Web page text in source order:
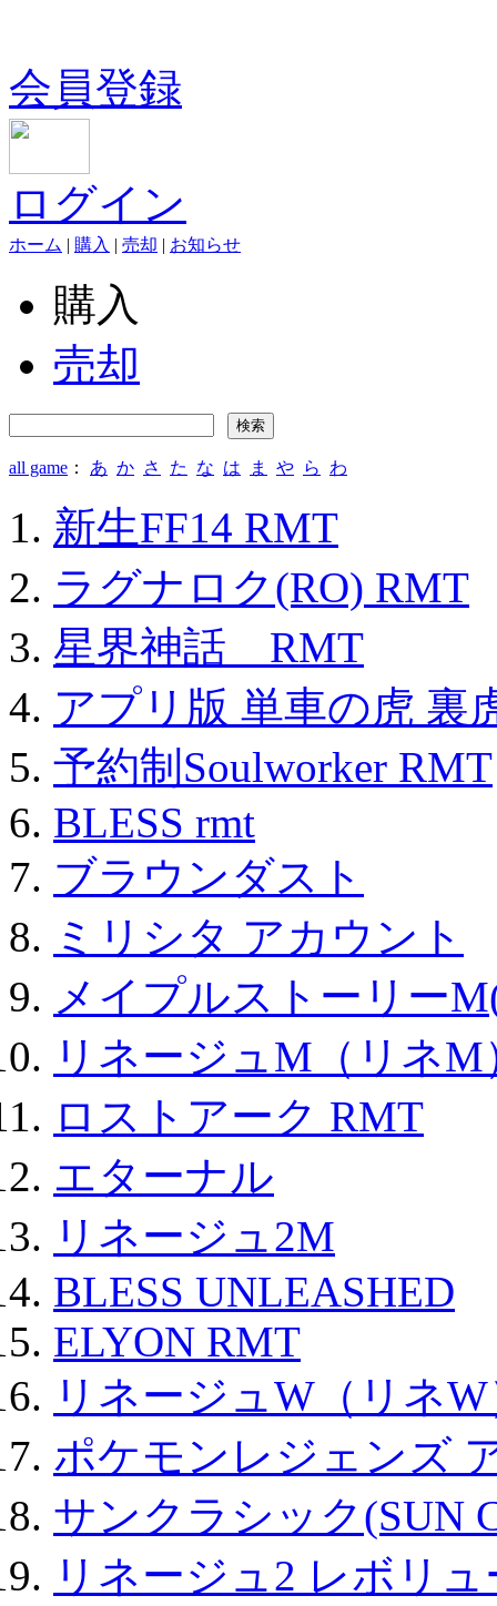
会員登録
ログイン
ホーム | 購入 | 売却 | お知らせ
購入
売却
all game ： あ か さ た な は ま や ら わ
新生FF14 RMT
ラグナロク(RO) RMT
星界神話 RMT
アプリ版 単車の虎 裏
予約制Soulworker RMT
BLESS rmt
ブラウンダスト
ミリシタ アカウント
メイプルストーリー
リネージュM（リネM
ロストアーク RMT
エターナル
リネージュ2M
BLESS UNLEASHED
ELYON RMT
リネージュW（リネ
ポケモンレジェンズ
サンクラシック(SUN
リネージュ2 レボリ